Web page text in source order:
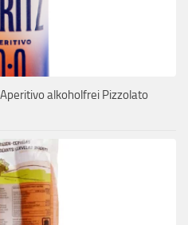
alkoholfrei Pizzolato